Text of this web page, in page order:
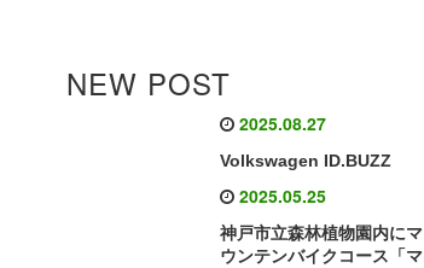
NEW POST
2025.08.27
Volkswagen ID.BUZZ
2025.05.25
神戸市立森林植物園内にマ
ウンテンバイクコース「マ